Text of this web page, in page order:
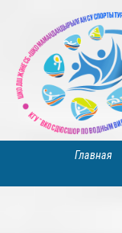
Главная